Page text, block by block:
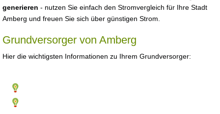
generieren - nutzen Sie einfach den Stromvergleich für Ihre Stadt
Amberg und freuen Sie sich über günstigen Strom.
Grundversorger von Amberg
Hier die wichtigsten Informationen zu Ihrem Grundversorger: